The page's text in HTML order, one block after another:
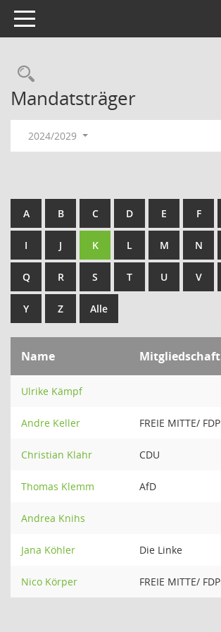
Toggle navigation
Rechercheauswahl
Mandatsträger
2024/2029
A B C D E F
I J K L M N
Q R S T U V
Y Z Alle
Name Mitgliedschaft
Ulrike Kämpf
Andre Keller FREIE MITTE/ FDP
Christian Klahr CDU
Thomas Klemm AfD
Andrea Knihs
Jana Köhler Die Linke
Nico Körper FREIE MITTE/ FDP